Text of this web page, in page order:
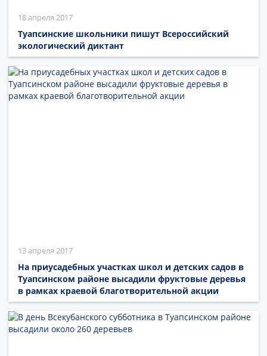
18 апреля 2017
Туапсинские школьники пишут Всероссийский
экологический диктант
13 апреля 2017
На приусадебных участках школ и детских садов в
Туапсинском районе высадили фруктовые деревья
в рамках краевой благотворительной акции